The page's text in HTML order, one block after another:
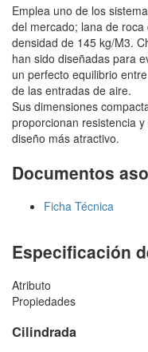
Emplea uno de los
del mercado; lana de
densidad de 145 kg/M3.
han sido diseñadas para
un perfecto equilibrio
de las entradas de aire.
Sus dimensiones
proporcionan resistencia
diseño más atractivo.
Documentos
Ficha Técnica
Especificación
Atributo
Propiedades
Cilindrada